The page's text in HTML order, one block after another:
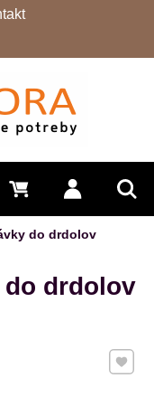
Prihlásiť
0 €
do drdolov
do drdolov
Pridať